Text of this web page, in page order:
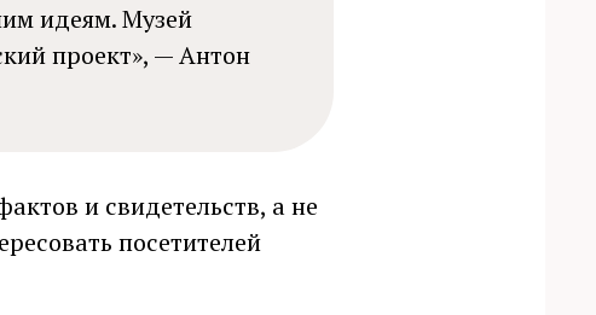
идеям. Музей
проект», — Антон
и свидетельств, а не
посетителей